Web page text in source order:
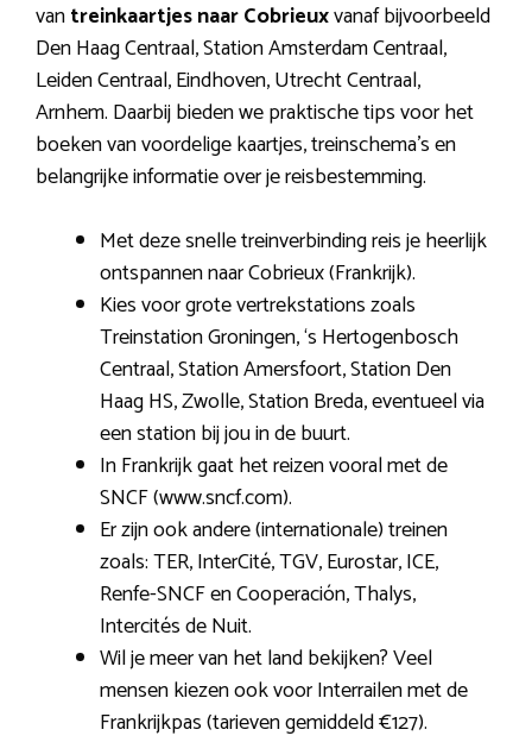
vantreinkaartjes naar Cobrieuxvanaf bijvoorbeeld
Den Haag Centraal, Station Amsterdam Centraal,
Leiden Centraal, Eindhoven, Utrecht Centraal,
Arnhem. Daarbij bieden we praktische tips voor het
boeken van voordelige kaartjes, treinschema’s en
belangrijke informatie over je reisbestemming.
Met deze snelle treinverbinding reis je heerlijk
ontspannen naar Cobrieux (Frankrijk).
Kies voor grote vertrekstations zoals
Treinstation Groningen, ‘s Hertogenbosch
Centraal, Station Amersfoort, Station Den
Haag HS, Zwolle, Station Breda, eventueel via
een station bij jou in de buurt.
In Frankrijk gaat het reizen vooral met de
SNCF (www.sncf.com).
Er zijn ook andere (internationale) treinen
zoals: TER, InterCité, TGV, Eurostar, ICE,
Renfe-SNCF en Cooperación, Thalys,
Intercités de Nuit.
Wil je meer van het land bekijken? Veel
mensen kiezen ook voor Interrailen met de
Frankrijkpas (tarieven gemiddeld €127).